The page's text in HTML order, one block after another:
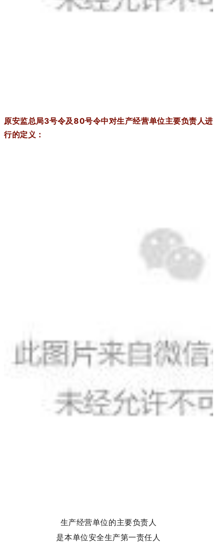
原安监总局3号令及80号令中对生产经营单位主要负责人进
行的定义：
生产经营单位的主要负责人
是本单位安全生产第一责任人